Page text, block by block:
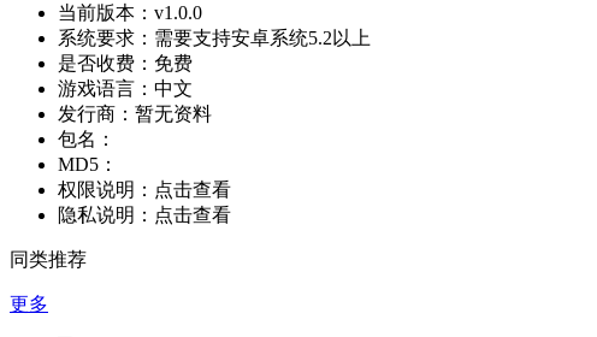
当前版本： v1.0.0
系统要求： 需要支持安卓系统5.2以上
是否收费： 免费
游戏语言： 中文
发行商： 暂无资料
包名：
MD5：
权限说明： 点击查看
隐私说明： 点击查看
同类推荐
更多